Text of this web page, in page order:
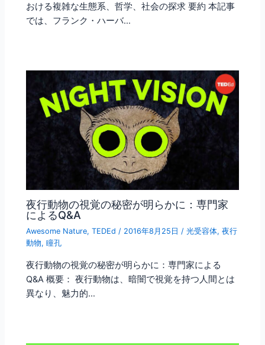
おける複雑な生態系、哲学、社会の探求 要約 本記事
では、フランク・ハーバ…
夜行動物の視覚の秘密が明らかに：専門家
によるQ&A
Awesome Nature,TEDEd / 2016年8月25日/光受容体,夜行
動物,瞳孔
夜行動物の視覚の秘密が明らかに：専門家による
Q&A 概要： 夜行動物は、暗闇で視覚を持つ人間とは
異なり、魅力的…